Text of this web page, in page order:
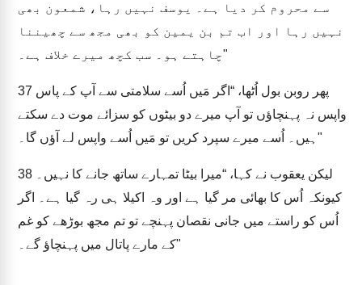
سے محروم کر دیا ہے۔ یوسف نہیں رہا، شمعون بھی
نہیں رہا اور اب تم بن یمین کو بھی مجھ سے چھیننا
چاہتے ہو۔ سب کچھ میرے خلاف ہے۔"
37
واپس نہ پہنچاؤں تو آپ میرے دو بیٹوں کو سزائے موت دے سکتے
ہیں۔ اُسے میرے سپرد کریں تو مَیں اُسے واپس لے آؤں گا۔"
38
کیونکہ اُس کا بھائی مر گیا ہے اور وہ اکیلا ہی رہ گیا ہے۔ اگر
اُس کو راستے میں جانی نقصان پہنچے تو تم مجھ بوڑھے کو غم
کے مارے پاتال میں پہنچاؤ گے۔"